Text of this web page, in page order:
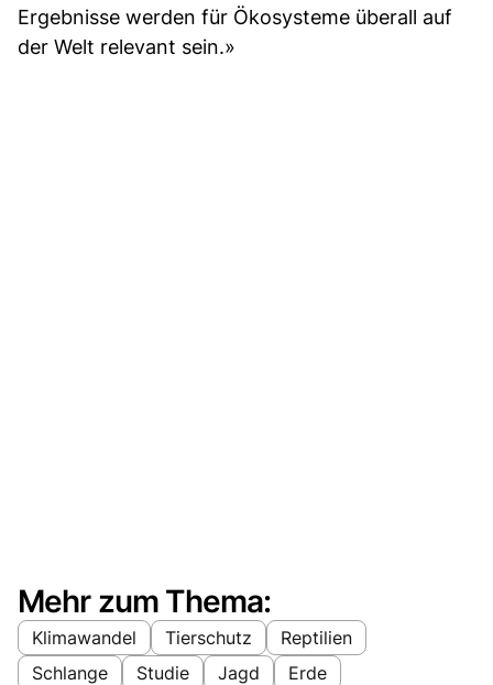
Ergebnisse werden für Ökosysteme überall auf
der Welt relevant sein.»
Mehr zum Thema:
Klimawandel Tierschutz
Reptilien
Schlange
Studie Jagd Erde